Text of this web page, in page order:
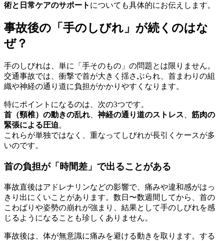
術と日常ケアのサポート についても具体的にお伝えします。
事故後の「手のしびれ」が続くのはな
ぜ？
手のしびれは、単に「手そのもの」の問題とは限りません。
交通事故では、衝撃で首が大きく揺さぶられ、首まわりの組
織や神経の通り道に負担がかかりやすくなります。
特にポイントになるのは、次の3つです。
首（頸椎）の動きの乱れ 、神経の通り道のストレス
筋肉の
緊張による圧迫 。
これらが単独ではなく、重なってしびれが長引くケースが多
いのです。
首の負担が「時間差」で出ることがある
事故直後はアドレナリンなどの影響で、痛みや違和感がはっ
きり出にくいことがあります。数日〜数週間してから、首の
こわばりや姿勢の崩れが強まり、結果として手のしびれを感
じるようになることも珍しくありません。
事故後は、体が無意識に痛みを避ける動きを取ります。する